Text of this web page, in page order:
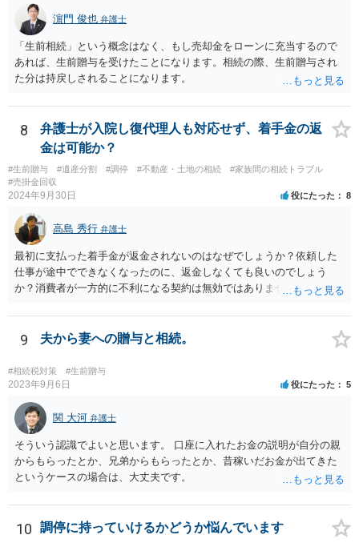
相続財産とは別枠で、遺留分対策にも有効と思われます。 ③負担付死
因贈与 「介護・見守り等を条件に、死亡時に財産を渡す」契約。条件
不履行なら無効にでき、老後の安心を担保できます。 ④ 寄附予約＋解
除条件 慈善団体への寄附を予約しつつ、資金不足時は解除できる条項
を設定。 などがあり得るかと思われます。
濵門 俊也 弁護士
「生前相続」という概念はなく、もし売却金をローンに充当するので
あれば、生前贈与を受けたことになります。相続の際、生前贈与され
た分は持戻しされることになります。
8
弁護士が入院し復代理人も対応せず、着手金の返
金は可能か？
#生前贈与 #遺産分割 #調停 #不動産・土地の相続
#家族間の相続トラブル
#売掛金回収
2024年9月30日 役にたった 8
高島 秀行 弁護士
最初に支払った着手金が返金されないのはなぜでしょうか？依頼した
仕事が途中でできなくなったのに、返金しなくても良いのでしょう
か？消費者が一方的に不利になる契約は無効ではありませんか？
務があると思います。 倒れた弁護士が所属する弁護士会に相談さ
れた方がよいと思います。 倒れた弁護士は脳梗塞で倒れたようで
すが、 判断能力があり、復代理を倒れた弁護士の判断で復代理を
選任したのか 即ち、復代理人の選任は有効なのかという問題もあ
ると思います。
9 夫から妻への贈与と相続。
#相続税対策 #生前贈与
2023年9月6日 役にたった 5
関 大河 弁護士
そういう認識でよいと思います。 口座に入れたお金の説明が自分の親
からもらったとか、兄弟からもらったとか、昔稼いだお金が出てきた
というケースの場合は、大丈夫です。
10 調停に持っていけるかどうか悩んでいます